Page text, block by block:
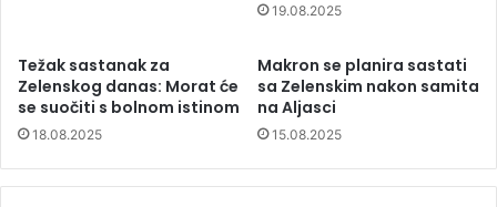
19.08.2025
Težak sastanak za
Zelenskog danas: Morat će
se suočiti s bolnom istinom
18.08.2025
Makron se planira sastati
sa Zelenskim nakon samita
na Aljasci
15.08.2025